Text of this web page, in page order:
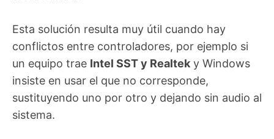
Esta solución resulta muy útil cuando hay
conflictos entre controladores, por ejemplo si
un equipo trae Intel SST y Realtek y Windows
insiste en usar el que no corresponde,
sustituyendo uno por otro y dejando sin audio al
sistema.